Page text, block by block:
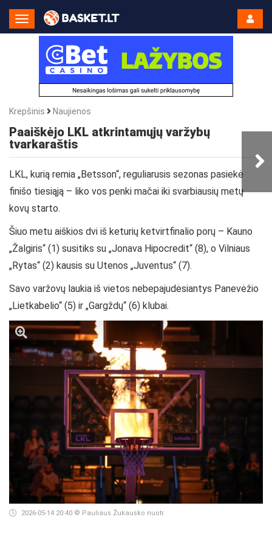
Toggle
Navigation
Krepšinis Naujienos
Paaiškėjo LKL atkrintamųjų varžybų
tvarkaraštis
LKL, kurią remia „Betsson“, reguliarusis sezonas pasiekė
finišo tiesiąją – liko vos penki mačai iki svarbiausių metų
kovų starto.
Šiuo metu aiškios dvi iš keturių ketvirtfinalio porų – Kauno
„Žalgiris“ (1) susitiks su „Jonava Hipocredit“ (8), o Vilniaus
„Rytas“ (2) kausis su Utenos „Juventus“ (7).
Savo varžovų laukia iš vietos nebepajudėsiantys Panevėžio
„Lietkabelio“ (5) ir „Gargždų“ (6) klubai.
2026-05-14 20:40 © Pauliaus Žukausko nuotr.